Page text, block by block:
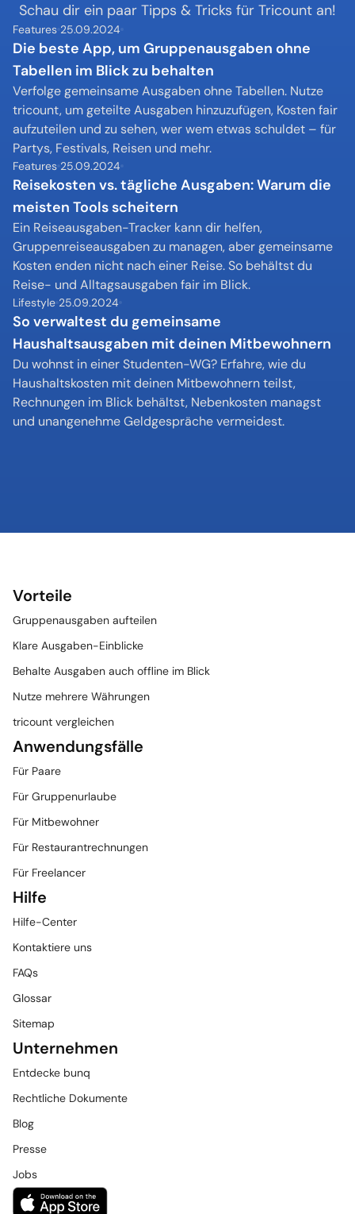
Schau dir ein paar Tipps & Tricks für Tricount an!
Features 25.09.2024
Die beste App, um Gruppenausgaben ohne
Tabellen im Blick zu behalten
Verfolge gemeinsame Ausgaben ohne Tabellen. Nutze
tricount, um geteilte Ausgaben hinzuzufügen, Kosten fair
aufzuteilen und zu sehen, wer wem etwas schuldet – für
Partys, Festivals, Reisen und mehr.
Features 25.09.2024
Reisekosten vs. tägliche Ausgaben: Warum die
meisten Tools scheitern
Ein Reiseausgaben-Tracker kann dir helfen,
Gruppenreiseausgaben zu managen, aber gemeinsame
Kosten enden nicht nach einer Reise. So behältst du
Reise- und Alltagsausgaben fair im Blick.
Lifestyle 25.09.2024
So verwaltest du gemeinsame
Haushaltsausgaben mit deinen Mitbewohnern
Du wohnst in einer Studenten-WG? Erfahre, wie du
Haushaltskosten mit deinen Mitbewohnern teilst,
Rechnungen im Blick behältst, Nebenkosten managst
und unangenehme Geldgespräche vermeidest.
Vorteile
Gruppenausgaben aufteilen
Klare Ausgaben-Einblicke
Behalte Ausgaben auch offline im Blick
Nutze mehrere Währungen
tricount vergleichen
Anwendungsfälle
Für Paare
Für Gruppenurlaube
Für Mitbewohner
Für Restaurantrechnungen
Für Freelancer
Hilfe
Hilfe-Center
Kontaktiere uns
FAQs
Glossar
Sitemap
Unternehmen
Entdecke bunq
Rechtliche Dokumente
Blog
Presse
Jobs